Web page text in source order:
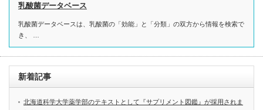
乳酸菌データベース
乳酸菌データベースは、乳酸菌の「効能」と「分類」の双方から情報を検索で
き、 …
新着記事
北海道科学大学薬学部のテキストとして『サプリメント図鑑』が採用されま